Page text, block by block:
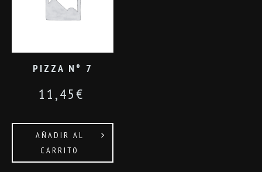
PIZZA Nº 7
11,45€
AÑADIR AL
CARRITO